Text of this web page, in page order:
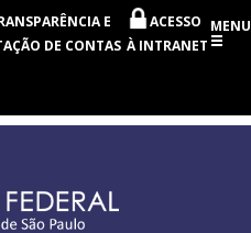
E
DE CONTAS
ACESSO
À INTRANET
MENU